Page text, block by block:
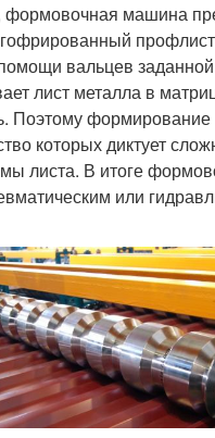
формовочная машина
вальцев
лист металла в
Поэтому формирование
которых диктует
листа. В итоге
или